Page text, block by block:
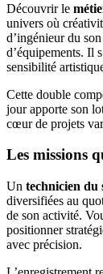
Découvrir le
univers où
d’ingénieur du
d’équipements. Il
sensibilité
Cette double
jour apporte son
cœur de projets
Les missions
Un technicien du
diversifiées au
de son activité.
positionner
avec précision.